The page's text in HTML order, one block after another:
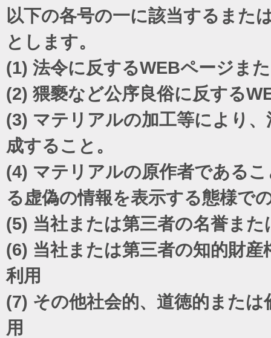
以下の各号の一に該当するまた
とします。
(1) 法令に反するWEBページま
(2) 猥褻など公序良俗に反する
(3) マテリアルの加工等により
成すること。
(4) マテリアルの原作者である
る虚偽の情報を表示する態様で
(5) 当社または第三者の名誉ま
(6) 当社または第三者の知的財
利用
(7) その他社会的、道徳的また
用